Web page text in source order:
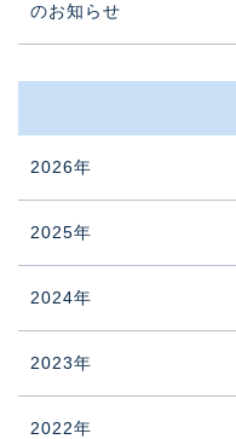
のお知らせ
2026年
2025年
2024年
2023年
2022年